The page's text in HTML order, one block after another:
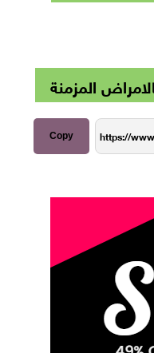
المزمنة
Copy